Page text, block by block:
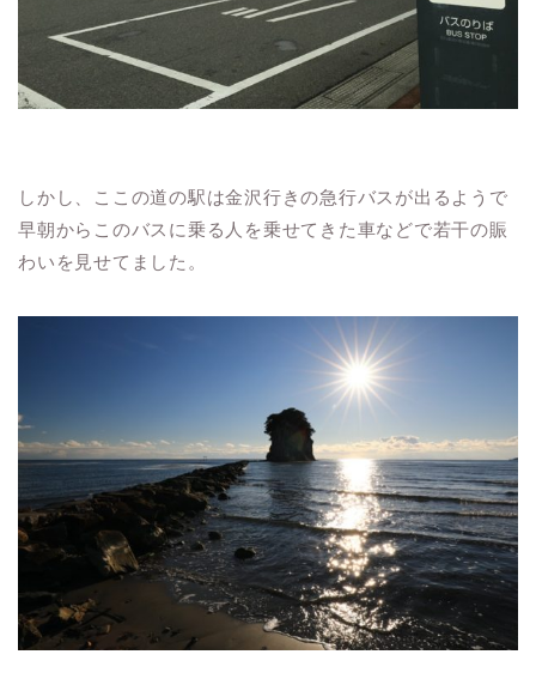
しかし、ここの道の駅は金沢行きの急行バスが出るようで
早朝からこのバスに乗る人を乗せてきた車などで若干の賑
わいを見せてました。